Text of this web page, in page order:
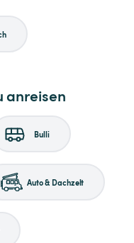
anreisen
Bulli
Auto & Dachzelt